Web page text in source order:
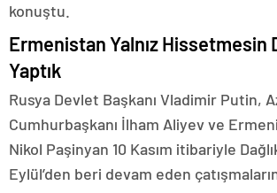
konuştu.
Ermenistan Yalnız Hissetmesin
Yaptık
Rusya Devlet Başkanı Vladimir Putin,
Cumhurbaşkanı İlham Aliyev ve
Nikol Paşinyan 10 Kasım itibariyle
Eylül’den beri devam eden